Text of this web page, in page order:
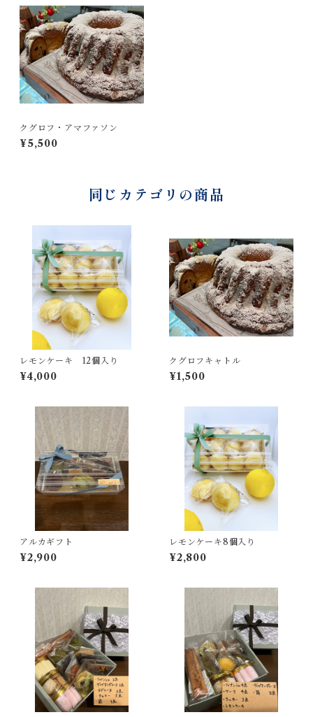
クグロフ・アマファソン
¥5,500
同じカテゴリの商品
レモンケーキ 12個入り
¥4,000
クグロフキャトル
¥1,500
アルカギフト
¥2,900
レモンケーキ8個入り
¥2,800